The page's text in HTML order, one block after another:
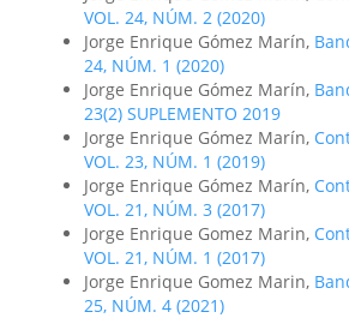
VOL. 24, NÚM. 2 (2020)
Jorge Enrique Gómez Marín,
24, NÚM. 1 (2020)
Jorge Enrique Gómez Marín,
23(2) SUPLEMENTO 2019
Jorge Enrique Gómez Marín,
VOL. 23, NÚM. 1 (2019)
Jorge Enrique Gómez Marín,
VOL. 21, NÚM. 3 (2017)
Jorge Enrique Gomez Marin,
VOL. 21, NÚM. 1 (2017)
Jorge Enrique Gomez Marin,
25, NÚM. 4 (2021)